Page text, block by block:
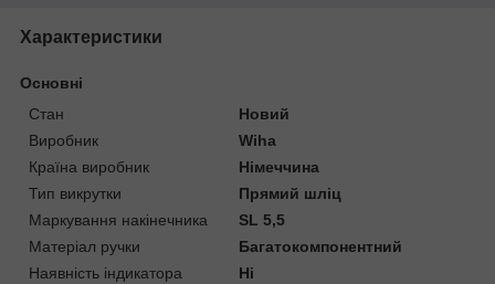
Характеристики
Основні
Стан
Новий
Виробник
Wiha
Країна виробник
Німеччина
Тип викрутки
Прямий шліц
Маркування накінечника
SL 5,5
Матеріал ручки
Багатокомпонентний
Наявність індикатора
Ні